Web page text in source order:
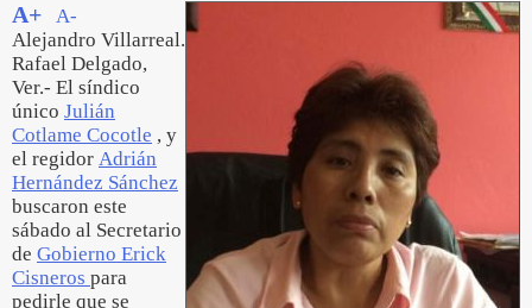
A+
A-
Alejandro Villarreal.
Rafael Delgado,
Ver.- El síndico
único Julián
Cotlame Cocotle , y
el regidor Adrián
Hernández Sánchez
buscaron este
sábado al Secretario
de Gobierno Erick
Cisneros para
pedirle que se